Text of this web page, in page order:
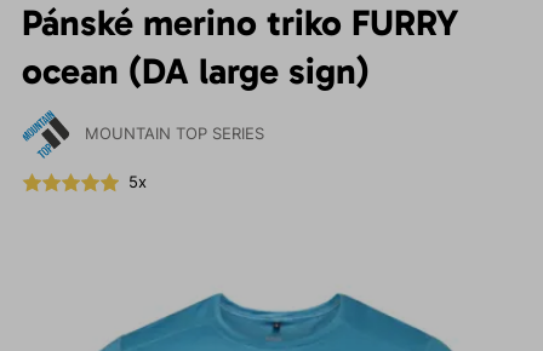
Pánské merino triko FURRY
ocean (DA large sign)
MOUNTAIN TOP SERIES
5x